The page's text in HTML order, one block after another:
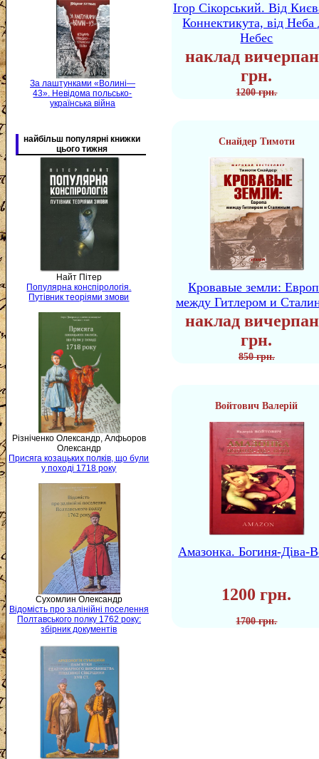
За лаштунками «Волині—
43». Невідома польсько-
українська війна
найбільш популярні книжки
цього тижня
Найт Пітер
Популярна конспірологія.
Путівник теоріями змови
Різніченко Олександр, Алфьоров
Олександр
Присяга козацьких полків, що були
у поході 1718 року
Сухомлин Олександр
Відомість про залінійні поселення
Полтавського полку 1762 року:
збірник документів
Ігор Сікорський. Від
Коннектикута, від Неба
Небес
наклад
грн.
1200 грн.
Снайдер Тимоти
Кровавые земли:
между Гитлером и
наклад
грн.
850 грн.
Войтович Валерій
Амазонка. Богиня-Діва-
1200 грн.
1700 грн.